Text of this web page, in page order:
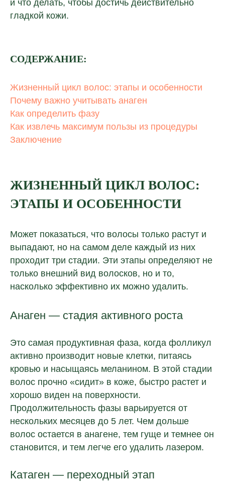
и что делать, чтобы достичь действительно
гладкой кожи.
СОДЕРЖАНИЕ:
Жизненный цикл волос: этапы и особенности
Почему важно учитывать анаген
Как определить фазу
Как извлечь максимум пользы из процедуры
Заключение
ЖИЗНЕННЫЙ ЦИКЛ ВОЛОС:
ЭТАПЫ И ОСОБЕННОСТИ
Может показаться, что волосы только растут и
выпадают, но на самом деле каждый из них
проходит три стадии. Эти этапы определяют не
только внешний вид волосков, но и то,
насколько эффективно их можно удалить.
Анаген — стадия активного роста
Это самая продуктивная фаза, когда фолликул
активно производит новые клетки, питаясь
кровью и насыщаясь меланином. В этой стадии
волос прочно «сидит» в коже, быстро растет и
хорошо виден на поверхности.
Продолжительность фазы варьируется от
нескольких месяцев до 5 лет. Чем дольше
волос остается в анагене, тем гуще и темнее он
становится, и тем легче его удалить лазером.
Катаген — переходный этап